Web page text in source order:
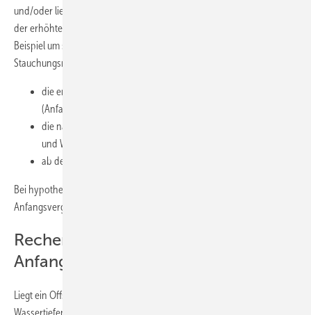
und/oder liegt in relativ tiefem Wasser, dann kann sich der Zeitraum
der erhöhten Anfangsvergütung um einige Jahre verlängern, zum
Beispiel um sechs Jahre. Wird also vom Windpark-Betreiber das
Stauchungsmodell gewählt, so erhält er in diesem Rechenbeispiel:
die ersten 8 Betriebsjahre lang 19,4 Cent/kWh
(Anfangsvergütung)
die nächsten 6 Betriebsjahre 15,4 Cent/kWh (Küstenentfernung
und Wassertiefe)
ab dem 15. Betriebsjahr 3,9 Cent/kWh
Bei hypothetischen 20 Betriebsjahren sähe dies dann bei langer
Anfangsvergütung so aus:
Rechenbeispiel: Kurze
Anfangsvergütung
Liegt ein Offshore-Windpark innerhalb der 12-Seemeilen-Zone und in
Wassertiefen unter 20 Meter, dann verlängert sich der Zeitraum der